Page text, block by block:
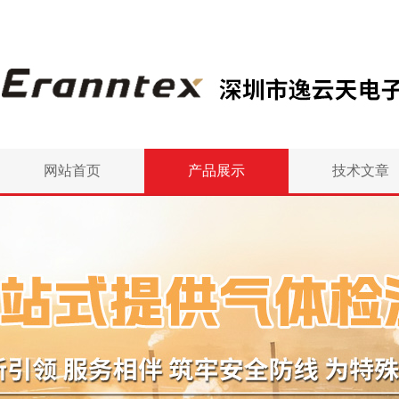
网站首页 产品展示 技术文章